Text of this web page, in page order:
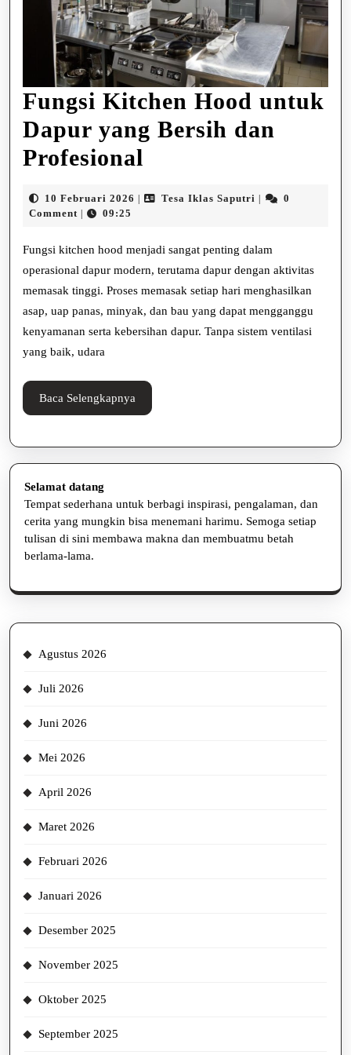
Fungsi Kitchen Hood untuk
Dapur yang Bersih dan
Profesional
untuk
Dapur
yang
Bersih
Profesional
10 Februari 2026 10
Tesa Iklas Saputri Tesa 0
Comment
09:25
Fungsi kitchen hood menjadi sangat penting dalam
operasional dapur modern, terutama dapur dengan aktivitas
memasak tinggi. Proses memasak setiap hari menghasilkan
asap, uap panas, minyak, dan bau yang dapat mengganggu
kenyamanan serta kebersihan dapur. Tanpa sistem ventilasi
yang baik, udara
Baca Selengkapnya
Selengkapnya
Selamat datang
Tempat sederhana untuk berbagi inspirasi, pengalaman, dan
cerita yang mungkin bisa menemani harimu. Semoga setiap
tulisan di sini membawa makna dan membuatmu betah
berlama-lama.
Agustus 2026
Juli 2026
Juni 2026
Mei 2026
April 2026
Maret 2026
Februari 2026
Januari 2026
Desember 2025
November 2025
Oktober 2025
September 2025